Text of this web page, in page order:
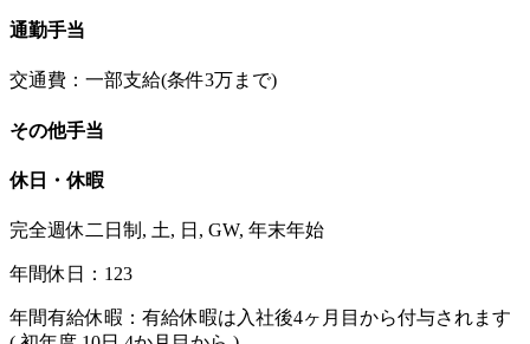
通勤手当
交通費：一部支給(条件3万まで)
その他手当
休日・休暇
完全週休二日制, 土, 日, GW, 年末年始
年間休日：123
年間有給休暇：有給休暇は入社後4ヶ月目から付与されます